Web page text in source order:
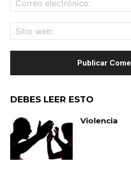
DEBES LEER ESTO
Violencia